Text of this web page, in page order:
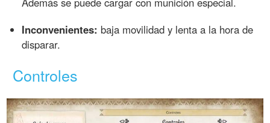
Inconvenientes: baja movilidad y lenta a la hora de
disparar.
Controles